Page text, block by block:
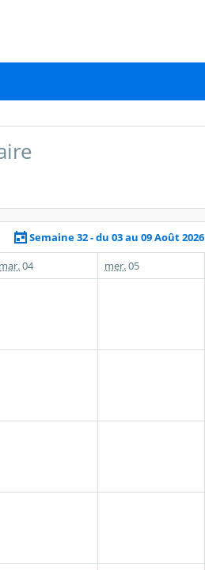
Semaine 32 - du 03 au 09 Août 2026
mar.04 mer.05